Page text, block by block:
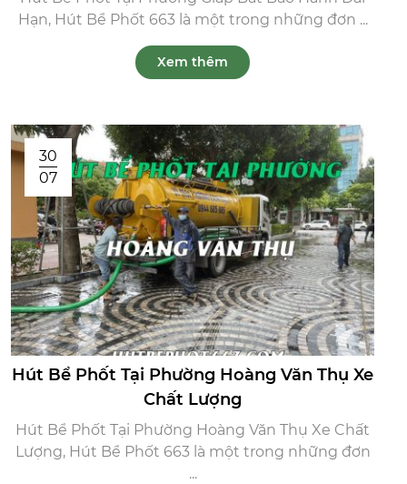
Hạn, Hút Bể Phốt 663 là một trong những đơn ...
Xem thêm
30
07
Hút Bể Phốt Tại Phường Hoàng Văn Thụ Xe
Chất Lượng
Hút Bể Phốt Tại Phường Hoàng Văn Thụ Xe Chất
Lượng, Hút Bể Phốt 663 là một trong những đơn
...